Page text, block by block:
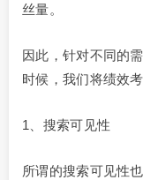
丝量。
因此，针对不同的
时候，我们将绩效
1、搜索可见性
所谓的搜索可见性